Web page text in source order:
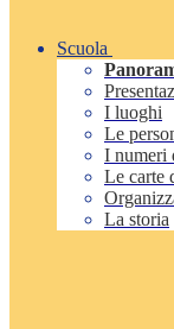
Scuola
I luoghi
Le
I numeri
Le carte
La storia